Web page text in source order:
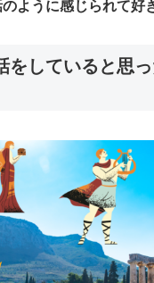
ように感じられて好
をしていると思